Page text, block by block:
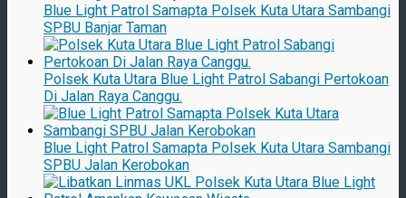
Blue Light Patrol Samapta Polsek Kuta Utara Sambangi
SPBU Banjar Taman
Polsek Kuta Utara Blue Light Patrol Sabangi Pertokoan
Di Jalan Raya Canggu.
Blue Light Patrol Samapta Polsek Kuta Utara Sambangi
SPBU Jalan Kerobokan